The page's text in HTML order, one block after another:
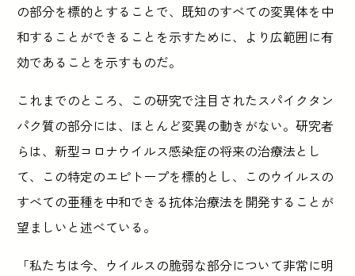
の部分を標的とすることで、既知のすべての変異体を中
和することができることを示すために、より広範囲に有
効であることを示すものだ。
これまでのところ、この研究で注目されたスパイクタン
パク質の部分には、ほとんど変異の動きがない。研究者
らは、新型コロナウイルス感染症の将来の治療法とし
て、この特定のエピトープを標的とし、このウイルスの
すべての亜種を中和できる抗体治療法を開発することが
望ましいと述べている。
「私たちは今、ウイルスの脆弱な部分について非常に明